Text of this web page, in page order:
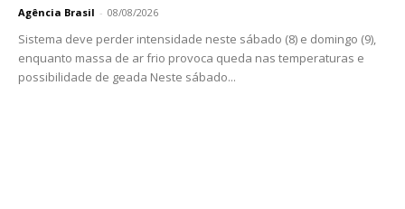
Agência Brasil - 08/08/2026
Sistema deve perder intensidade neste sábado (8) e domingo (9),
enquanto massa de ar frio provoca queda nas temperaturas e
possibilidade de geada Neste sábado...